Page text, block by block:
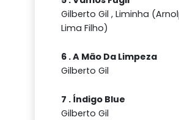
Gilberto Gil , Liminha
Lima Filho)
6 . A Mão Da Limpeza
Gilberto Gil
7 . Índigo Blue
Gilberto Gil